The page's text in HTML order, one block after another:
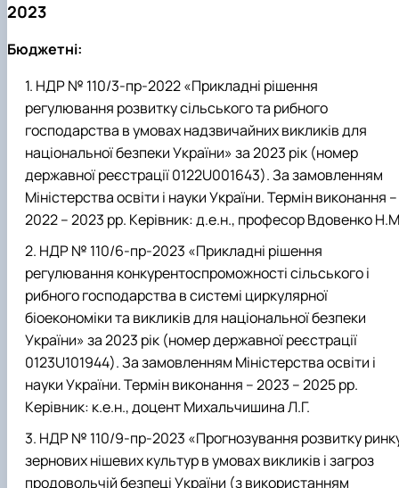
2023
Бюджетні:
НДР № 110/3-пр-2022 «Прикладні рішення
регулювання розвитку сільського та рибного
господарства в умовах надзвичайних викликів для
національної безпеки України» за 2023 рік (номер
державної реєстрації 0122U001643). За замовленням
Міністерства освіти і науки України. Термін виконання –
2022 – 2023 рр. Керівник: д.е.н., професор Вдовенко
НДР № 110/6-пр-2023 «Прикладні рішення
регулювання конкурентоспроможності сільського і
рибного господарства в системі циркулярної
біоекономіки та викликів для національної безпеки
України» за 2023 рік (номер державної реєстрації
0123U101944). За замовленням Міністерства освіти і
науки України. Термін виконання – 2023 – 2025 рр.
Керівник: к.е.н., доцент Михальчишина Л.Г.
НДР № 110/9-пр-2023 «Прогнозування розвитку
зернових нішевих культур в умовах викликів і загроз
продовольчій безпеці України (з використанням